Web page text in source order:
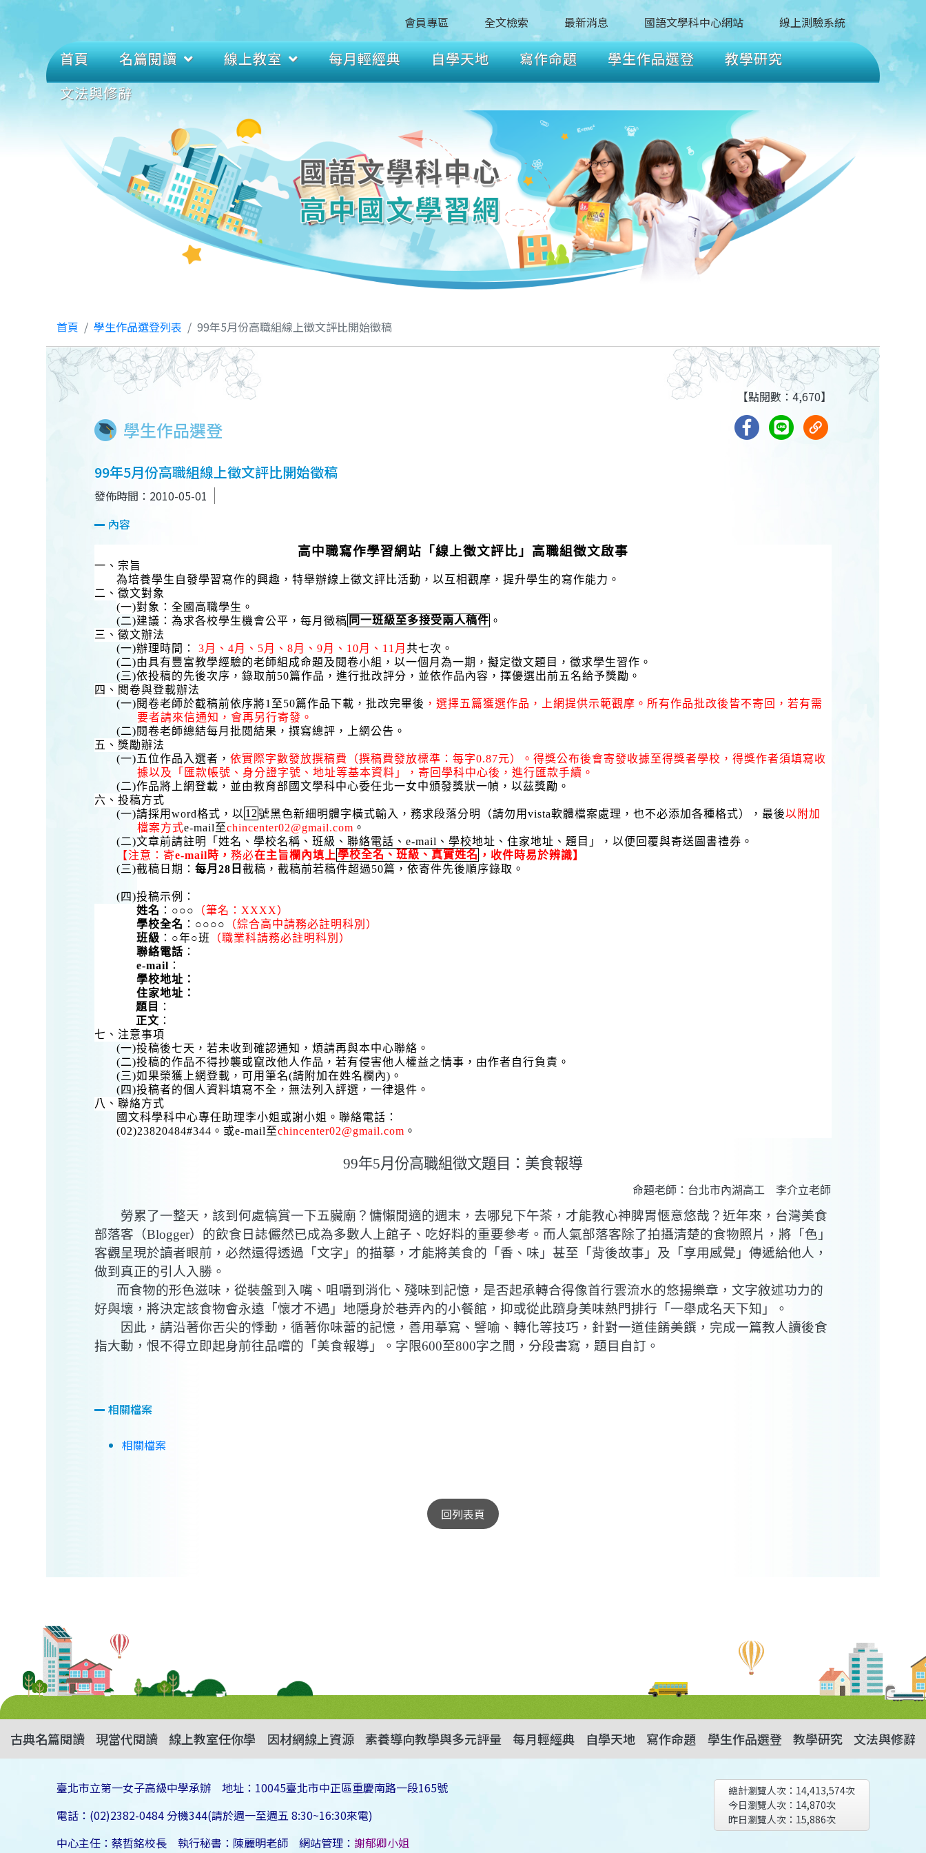
會員專區 全文檢索 最新消息 國語文學科中心網站 線上測驗系統
首頁 名篇閱讀 線上教室 每月輕經典 自學天地 寫作命題 學生作品選登
教學研究
文法與修辭
首頁 學生作品選登列表 99年5月份高職組線上徵文評比開始徵稿
學生作品選登
【點閱數：4,670】
99年5月份高職組線上徵文評比開始徵稿
發佈時間：2010-05-01
內容
高中職寫作學習網站「線上徵文評比」高職組徵文啟事
一、宗旨
為培養學生自發學習寫作的興趣，特舉辦線上徵文評比活動，以互相觀摩，提升學生的寫作能力。
二、徵文對象
(一)對象：全國高職學生。
(二)建議：為求各校學生機會公平，每月徵稿 同一班級至多接受兩人稿件 。
三、徵文辦法
(一)辦理時間： 3月、4月、 5月、8月、9月、 10月、 11 月共七次。
(二)由具有豐富教學經驗的老師組成命題及閱卷小組，以一個月為一期，擬定徵文題目，徵求學生習作。
(三)依投稿的先後次序，錄取前50篇作品，進行批改評分，並依作品內容，擇優選出前五名給予獎勵。
四、閱卷與登載辦法
(一)閱卷老師於截稿前依序將1 至50篇作品下載，批改完畢後 ，選擇五篇獲選作品，上網提供示範觀摩。所有作品批改後皆不寄回，若有需
要者請來信通知，會再另行寄發。
(二)閱卷老師總結每月批閱結果，撰寫總評，上網公告。
五、獎勵辦法
(一)五位作品入選者，依實際字數發放撰稿費（撰稿費發放標準：每字0.87元）。得獎公布後會寄發收據至得獎者學校，得獎作者須填寫收
據以及「匯款帳號、身分證字號、地址等基本資料」，寄回學科中心後，進行匯款手續。
(二)作品將上網登載，並由教育部國文學科中心委任北一女中頒發獎狀一幀，以茲獎勵。
六、投稿方式
(一)請採用word格式，以 12號黑色新細明體字橫式輸入，務求段落分明（請勿用 vista軟體檔案處理，也不必添加各種格式），最後以附加
檔案方式e-mail至chincenter02@gmail.com 。
(二)文章前請註明「姓名、學校名稱、班級、聯絡電話、e-mail 、學校地址、住家地址、題目」，以便回覆與寄送圖書禮券。
【注意：寄e-mail 時，務必在主旨欄內填上 學校全名、班級、真實姓名 ，收件時易於辨識】
(三)截稿日期：每月28 日截稿，截稿前若稿件超過50篇，依寄件先後順序錄取。
(四)投稿示例：
姓名 ：○○○ （筆名： XXXX）
學校全名 ：○○○○
（綜合高中請務必註明科別）
班級 ：○年○班
（職業科請務必註明科別）
聯絡電話 ：
e-mail ：
學校地址：
住家地址：
題目 ：
正文 ：
七、注意事項
(一)投稿後七天，若未收到確認通知，煩請再與本中心聯絡。
(二)投稿的作品不得抄襲或竄改他人作品，若有侵害他人權益之情事，由作者自行負責。
(三)如果榮獲上網登載，可用筆名(請附加在姓名欄內) 。
(四)投稿者的個人資料填寫不全，無法列入評選，一律退件。
八、聯絡方式
國文科學科中心專任助理李小姐或謝小姐。聯絡電話：
(02)23820484#344 。或e-mail至chincenter02@gmail.com 。
99年5月份高職組徵文題目：美食報導
命題老師：台北市內湖高工 李介立老師
勞累了一整天，該到何處犒賞一下五臟廟？慵懶閒適的週末，去哪兒下午茶，才能教心神脾胃愜意悠哉？近年來，台灣美食
部落客（Blogger）的飲食日誌儼然已成為多數人上館子、吃好料的重要參考。而人氣部落客除了拍攝清楚的食物照片，將「色」
客觀呈現於讀者眼前，必然還得透過「文字」的描摹，才能將美食的「香、味」甚至「背後故事」及「享用感覺」傳遞給他人，
做到真正的引人入勝。
而食物的形色滋味，從裝盤到入嘴、咀嚼到消化、殘味到記憶，是否起承轉合得像首行雲流水的悠揚樂章，文字敘述功力的
好與壞，將決定該食物會永遠「懷才不遇」地隱身於巷弄內的小餐館，抑或從此躋身美味熱門排行「一舉成名天下知」。
因此，請沿著你舌尖的悸動，循著你味蕾的記憶，善用摹寫、譬喻、轉化等技巧，針對一道佳餚美饌，完成一篇教人讀後食
指大動，恨不得立即起身前往品嚐的「美食報導」。字限600至800字之間，分段書寫，題目自訂。
相關檔案
相關檔案
回列表頁
古典名篇閱讀 現當代閱讀 線上教室任你學 因材網線上資源 素養導向教學與多元評量 每月輕經典 自學天地 寫作命題 學生作品選登 教學研究 文法與修辭
臺北市立第一女子高級中學承辦 地址：10045臺北市中正區重慶南路一段165號
電話：(02)2382-0484 分機344(請於週一至週五 8:30~16:30來電)
中心主任：蔡哲銘校長 執行秘書：陳麗明老師 網站管理：謝郁卿小姐
總計瀏覽人次： 14,413,574次
今日瀏覽人次： 14,870次
昨日瀏覽人次： 15,886次